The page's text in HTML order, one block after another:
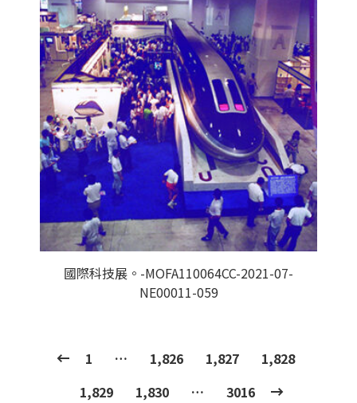
國際科技展。-MOFA110064CC-2021-07-
NE00011-059
1 … 1,826 1,827
1,828
1,829
1,830 … 3016